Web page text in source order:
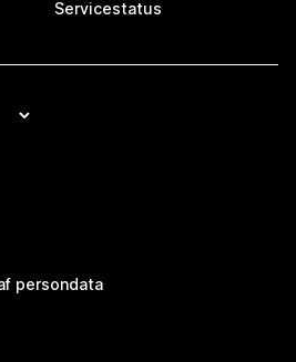
Servicestatus
persondata